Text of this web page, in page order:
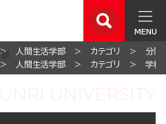
MENU
人間生活学部 カテゴリ
分野
人間生活学部 カテゴリ 学科